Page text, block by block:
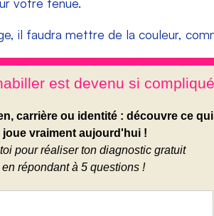
il faudra mettre de la couleur,
effet poudre qui peut donner un